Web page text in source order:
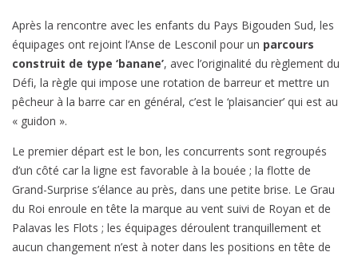
pour
la
compétition
/
Journée
au
Village
Après la rencontre avec les enfants du Pays Bigouden Sud, les
équipages ont rejoint l’Anse de Lesconil pour un parcours
construit de type ‘banane’, avec l’originalité du règlement du
Défi, la règle qui impose une rotation de barreur et mettre un
pêcheur à la barre car en général, c’est le ‘plaisancier’ qui est au
« guidon ».
Le premier départ est le bon, les concurrents sont regroupés
d’un côté car la ligne est favorable à la bouée ; la flotte de
Grand-Surprise s’élance au près, dans une petite brise. Le Grau
du Roi enroule en tête la marque au vent suivi de Royan et de
Palavas les Flots ; les équipages déroulent tranquillement et
aucun changement n’est à noter dans les positions en tête de